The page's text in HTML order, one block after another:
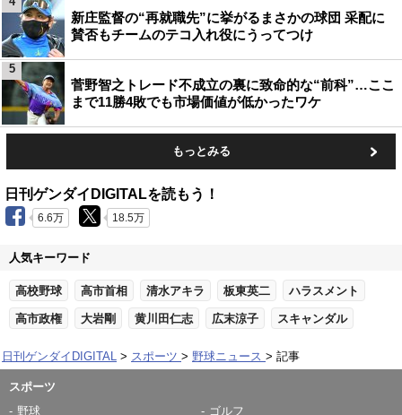
新庄監督の“再就職先”に挙がるまさかの球団 采配に
賛否もチームのテコ入れ役にうってつけ
菅野智之トレード不成立の裏に致命的な“前科”…ここ
まで11勝4敗でも市場価値が低かったワケ
5
もっとみる
日刊ゲンダイDIGITALを読もう！
6.6万 18.5万
人気キーワード
高校野球 高市首相 清水アキラ 板東英二 ハラスメント
高市政権 大岩剛 黄川田仁志 広末涼子 スキャンダル
日刊ゲンダイDIGITAL スポーツ 野球ニュース 記事
スポーツ
野球
ゴルフ